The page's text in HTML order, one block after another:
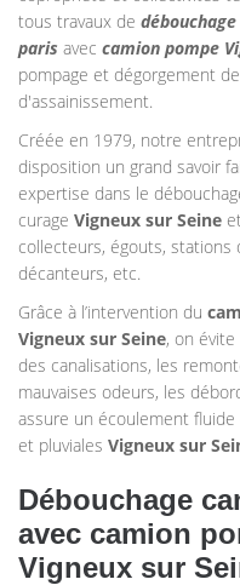
tous travaux de
paris avec camion pompe
pompage et dégorgement
d'assainissement.
Créée en 1979, notre
disposition un grand savoir
expertise dans le
curage Vigneux sur Seine
collecteurs, égouts, stations
décanteurs, etc.
Grâce à l’intervention du
Vigneux sur Seine, on
des canalisations, les
mauvaises odeurs, les
assure un écoulement fluide
et pluviales Vigneux sur
Débouchage
avec camion
Vigneux sur